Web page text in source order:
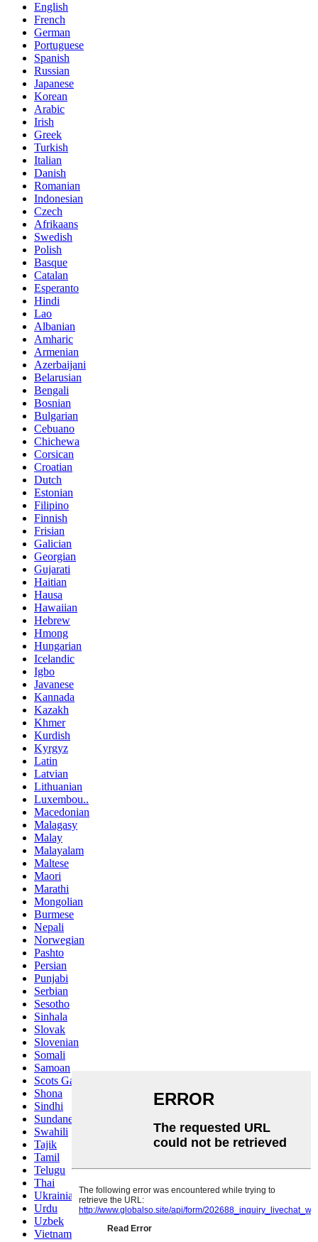
English
French
German
Portuguese
Spanish
Russian
Japanese
Korean
Arabic
Irish
Greek
Turkish
Italian
Danish
Romanian
Indonesian
Czech
Afrikaans
Swedish
Polish
Basque
Catalan
Esperanto
Hindi
Lao
Albanian
Amharic
Armenian
Azerbaijani
Belarusian
Bengali
Bosnian
Bulgarian
Cebuano
Chichewa
Corsican
Croatian
Dutch
Estonian
Filipino
Finnish
Frisian
Galician
Georgian
Gujarati
Haitian
Hausa
Hawaiian
Hebrew
Hmong
Hungarian
Icelandic
Igbo
Javanese
Kannada
Kazakh
Khmer
Kurdish
Kyrgyz
Latin
Latvian
Lithuanian
Luxembou..
Macedonian
Malagasy
Malay
Malayalam
Maltese
Maori
Marathi
Mongolian
Burmese
Nepali
Norwegian
Pashto
Persian
Punjabi
Serbian
Sesotho
Sinhala
Slovak
Slovenian
Somali
Samoan
Scots Gaelic
Shona
Sindhi
Sundanese
Swahili
Tajik
Tamil
Telugu
Thai
Ukrainian
Urdu
Uzbek
Vietnamese